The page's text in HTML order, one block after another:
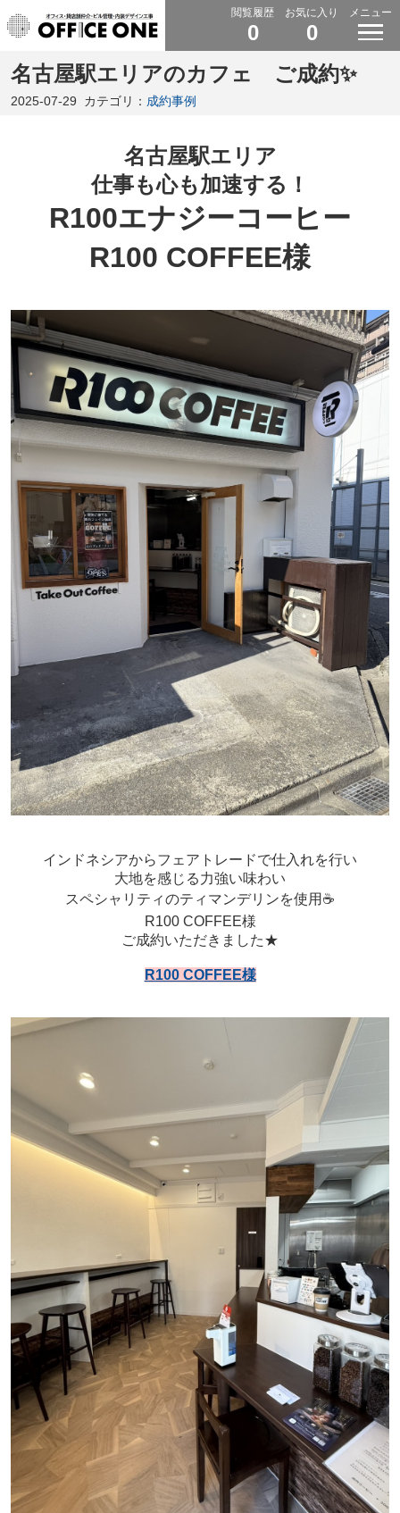
閲覧履歴
0
お気に入り
0
メニュー
名古屋駅エリアのカフェ ご成約✨
2025-07-29 カテゴリ： 成約事例
名古屋駅エリア
仕事も心も加速する！
R100エナジーコーヒー
R100 COFFEE様
インドネシアからフェアトレードで仕入れを行い
大地を感じる力強い味わい
スペシャリティのティマンデリンを使用☕️
R100 COFFEE様
ご成約いただきました★
R100 COFFEE様